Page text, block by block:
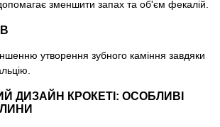
зменшити запах та об'єм фекалій.
утворення зубного каміння завдяки
ДИЗАЙН КРОКЕТІ: ОСОБЛИВІ